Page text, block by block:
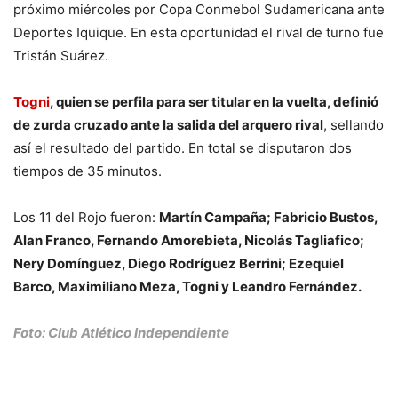
próximo miércoles por Copa Conmebol Sudamericana ante
Deportes Iquique. En esta oportunidad el rival de turno fue
Tristán Suárez.
Togni, quien se perfila para ser titular en la vuelta, definió
de zurda cruzado ante la salida del arquero rival, sellando
así el resultado del partido. En total se disputaron dos
tiempos de 35 minutos.
Los 11 del Rojo fueron: Martín Campaña; Fabricio Bustos,
Alan Franco, Fernando Amorebieta, Nicolás Tagliafico;
Nery Domínguez, Diego Rodríguez Berrini; Ezequiel
Barco, Maximiliano Meza, Togni y Leandro Fernández.
Foto: Club Atlético Independiente